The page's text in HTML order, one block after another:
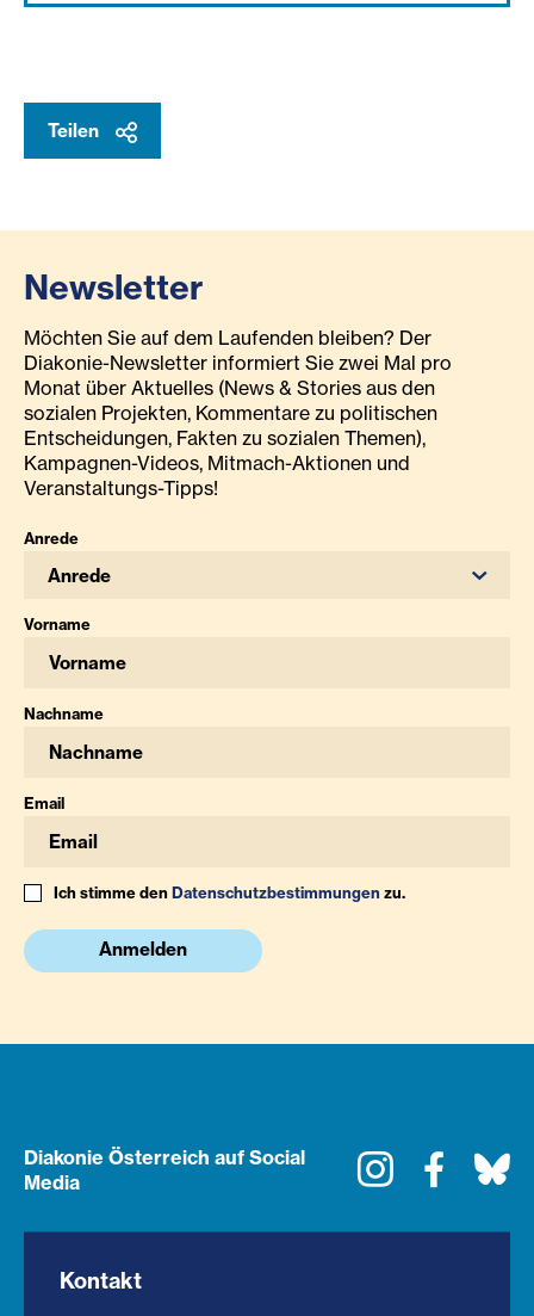
Teilen
Newsletter
Möchten Sie auf dem Laufenden bleiben? Der
Diakonie-Newsletter informiert Sie zwei Mal pro
Monat über Aktuelles (News & Stories aus den
sozialen Projekten, Kommentare zu politischen
Entscheidungen, Fakten zu sozialen Themen),
Kampagnen-Videos, Mitmach-Aktionen und
Veranstaltungs-Tipps!
Anrede
Anrede
Vorname
Nachname
Email
Ich stimme denDatenschutzbestimmungenzu.
Anmelden
Diakonie Österreich auf Social
Media
Instagram
Kontakt